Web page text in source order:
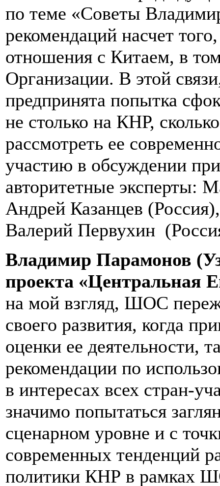
по теме «Советы
рекомендаций насчет
отношения с Китаем, в
Организации. В этой
предпринята попытка
не столько на КНР,
рассмотреть ее
участию в обсуждении
авторитетные эксперты:
Андрей Казанцев
Валерий Первухин
Владимир Парамонов
проекта «Центральная
на мой взгляд, ШОС
своего развития, когда
оценки ее деятельности,
рекомендации по
в интересах всех стран-
значимо попытаться
сценарном уровне и с
современных тенденций
политики КНР в рамках